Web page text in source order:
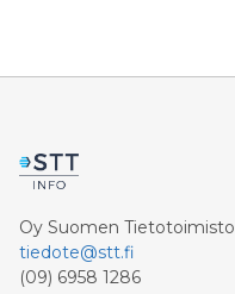
Oy Suomen Tietotoimisto
tiedote@stt.fi
(09) 6958 1286